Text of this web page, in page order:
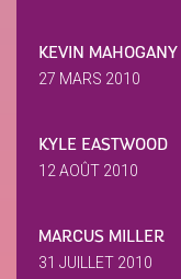
KEVIN MAHOGANY
27 MARS 2010
KYLE EASTWOOD
12 AOÛT 2010
MARCUS MILLER
31 JUILLET 2010